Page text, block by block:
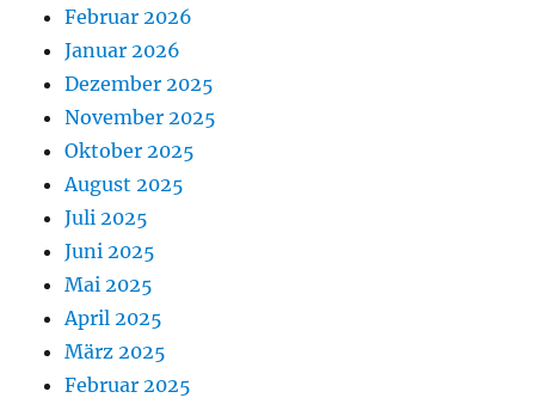
Februar 2026
Januar 2026
Dezember 2025
November 2025
Oktober 2025
August 2025
Juli 2025
Juni 2025
Mai 2025
April 2025
März 2025
Februar 2025